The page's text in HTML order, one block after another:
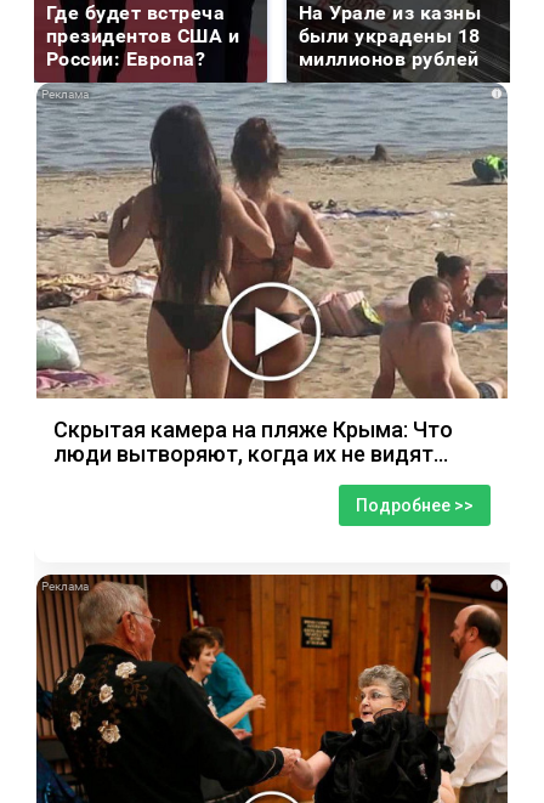
Где будет встреча
президентов США и
России: Европа?
На Урале из казны
были украдены 18
миллионов рублей
i
Скрытая камера на пляже Крыма: Что
люди вытворяют, когда их не видят...
Подробнее >>
i